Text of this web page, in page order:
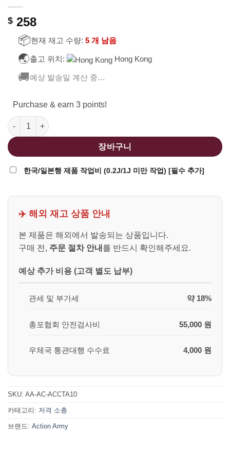
$ 258
📦현재 재고 수량: 5 개 남음
🌏출고 위치: Hong Kong
🚚예상 발송일 계산 중…
Purchase & earn 3 points!
ACTION ARMY AAC T10 에어코킹 볼트액션 소총 수량
장바구니
한국/일본행 제품 작업비 (0.2J/1J 미만 작업) [필수 추가]
✈️ 해외 재고 상품 안내
본 제품은 해외에서 발송되는 상품입니다.
구매 전, 주문 절차 안내 를 반드시 확인해주세요.
예상 추가 비용 (고객 별도 납부)
관세 및 부가세 약 18%
총포협회 안전검사비 55,000 원
우체국 통관대행 수수료 4,000 원
SKU: AA-AC-ACCTA10
카테고리: 저격 소총
브랜드: Action Army